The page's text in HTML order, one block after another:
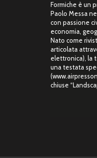
Formiche è un
Paolo Messa
con passione
economia,
Nato come
articolata
elettronica), la
una testata
chiuse